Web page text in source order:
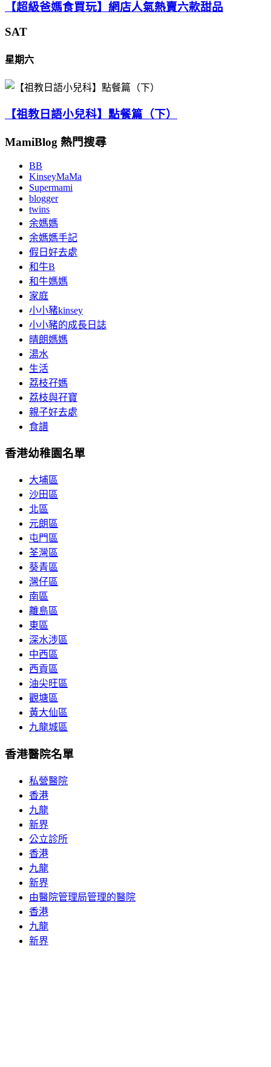
【超級爸媽食買玩】網店人氣熱賣六款甜品
SAT
星期六
【祖教日語小兒科】點餐篇（下）
MamiBlog 熱門搜尋
BB
KinseyMaMa
Supermami
blogger
twins
余媽媽
余媽媽手記
假日好去處
和牛B
和牛媽媽
家庭
小小豬kinsey
小小豬的成長日誌
晴朗媽媽
湯水
生活
荔枝孖媽
荔枝與孖寶
親子好去處
食譜
香港幼稚園名單
大埔區
沙田區
北區
元朗區
屯門區
荃灣區
葵青區
灣仔區
南區
離島區
東區
深水涉區
中西區
西貢區
油尖旺區
觀塘區
黃大仙區
九龍城區
香港醫院名單
私營醫院
香港
九龍
新界
公立診所
香港
九龍
新界
由醫院管理局管理的醫院
香港
九龍
新界